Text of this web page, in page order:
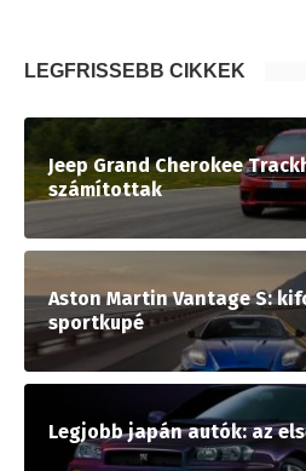
LEGFRISSEBB CIKKEK
Jeep Grand Cherokee
számítottak
Aston Martin Vantage S:
sportkupé
Legjobb japán autók: az